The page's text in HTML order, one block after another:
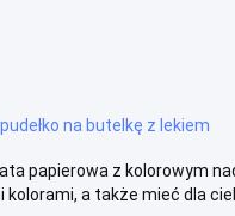
pudełko na butelkę z lekiem
papierowa z kolorowym
a także mieć dla